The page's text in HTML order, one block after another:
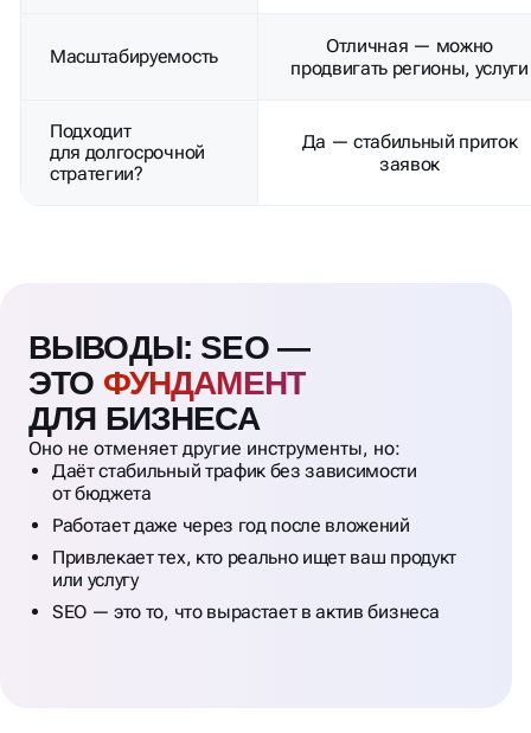
Масштабируемость
Отличная — можно
продвигать регионы, услуги
Подходит
для долгосрочной
стратегии?
Да — стабильный приток
заявок
ВЫВОДЫ: SEO —
ЭТО ФУНДАМЕНТ
ДЛЯ БИЗНЕСА
Оно не отменяет другие инструменты, но:
Даёт стабильный трафик без зависимости
от бюджета
Работает даже через год после вложений
Привлекает тех, кто реально ищет ваш продукт
или услугу
SEO — это то, что вырастает в актив бизнеса